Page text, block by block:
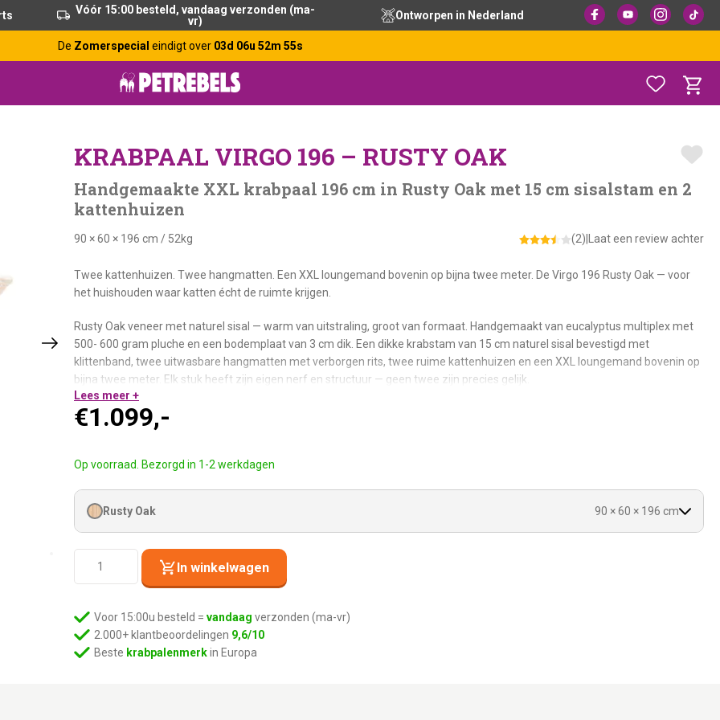
Vóór 15:00 besteld, vandaag verzonden (ma-
vr)
Ontworpen in Nederland
De Zomerspecial eindigt over 03d 06u 52m 54s
KRABPAAL VIRGO 196 – RUSTY OAK
Handgemaakte XXL krabpaal 196 cm in Rusty Oak met 15 cm sisalstam en 2
kattenhuizen
90 × 60 × 196 cm / 52kg (2) Laat een review achter
Twee kattenhuizen. Twee hangmatten. Een XXL loungemand bovenin op bijna twee meter. De Virgo 196 Rusty Oak — voor
het huishouden waar katten écht de ruimte krijgen.
Rusty Oak veneer met naturel sisal — warm van uitstraling, groot van formaat. Handgemaakt van eucalyptus multiplex met
500- 600 gram pluche en een bodemplaat van 3 cm dik. Een dikke krabstam van 15 cm naturel sisal bevestigd met
klittenband, twee uitwasbare hangmatten met verborgen rits, twee ruime kattenhuizen en een XXL loungemand bovenin op
bijna twee meter. Elk stuk heeft zijn eigen nerf en structuur — geen twee zijn precies gelijk.
Handgemaakt van eucalyptus multiplex:
Bodemplaat van 3 cm dik:
2 uitwasbare hangmatten:Verborgen rits — rits open, in de was, terug erop.
Handgemaakt. Elk stuk uniek. De grootste Virgo.
Lees meer +
€1.099,-
Op voorraad. Bezorgd in 1-2 werkdagen
Rusty Oak 90 × 60 × 196 cm
Rusty
Oak
In winkelwagen
Voor 15:00u besteld = vandaag verzonden (ma-vr)
2.000+ klantbeoordelingen 9,6/10
Beste krabpalenmerkin Europa